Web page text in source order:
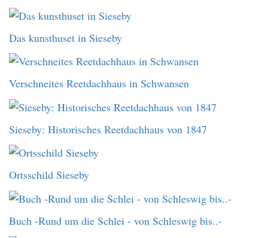
Das kunsthuset in Sieseby
Verschneites Reetdachhaus in Schwansen
Sieseby: Historisches Reetdachhaus von 1847
Ortsschild Sieseby
Buch -Rund um die Schlei - von Schleswig bis..-